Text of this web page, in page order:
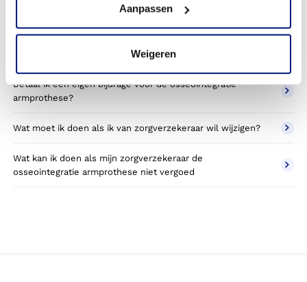
Aanpassen
Weigeren
Wordt een osseointegratie armprothese die ik gebruik voor
sporten betaald door mijn zorgverzekering?
Betaal ik een eigen bijdrage voor de osseointegratie
armprothese?
Wat moet ik doen als ik van zorgverzekeraar wil wijzigen?
Wat kan ik doen als mijn zorgverzekeraar de
osseointegratie armprothese niet vergoed